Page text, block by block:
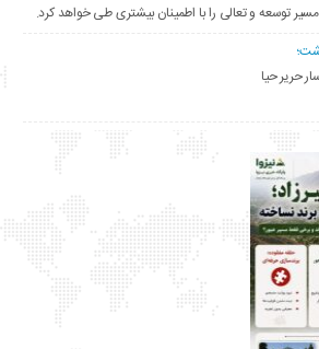
توسعه و تعالی را با اطمینان بیشتری طی خواهد کرد.
حریر حیا